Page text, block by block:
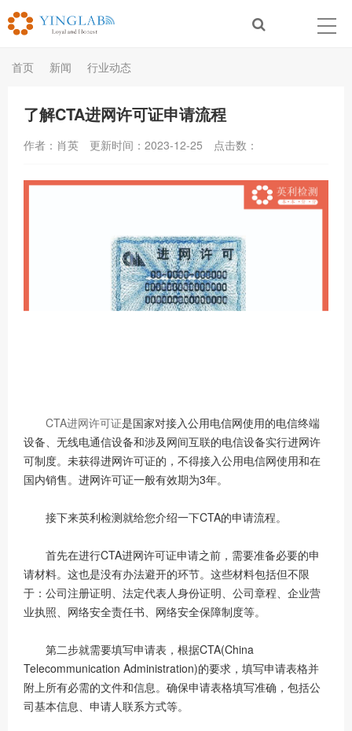
首页 新闻 行业动态
了解CTA进网许可证申请流程
作者：肖英 更新时间：2023-12-25 点击数：
CTA进网许可证是国家对接入公用电信网使用的电信终端
设备、无线电通信设备和涉及网间互联的电信设备实行进网许
可制度。未获得进网许可证的，不得接入公用电信网使用和在
国内销售。进网许可证一般有效期为3年。
接下来英利检测就给您介绍一下CTA的申请流程。
首先在进行CTA进网许可证申请之前，需要准备必要的申
请材料。这也是没有办法避开的环节。这些材料包括但不限
于：公司注册证明、法定代表人身份证明、公司章程、企业营
业执照、网络安全责任书、网络安全保障制度等。
第二步就需要填写申请表，根据CTA(China
Telecommunication Administration)的要求，填写申请表格并
附上所有必需的文件和信息。确保申请表格填写准确，包括公
司基本信息、申请人联系方式等。